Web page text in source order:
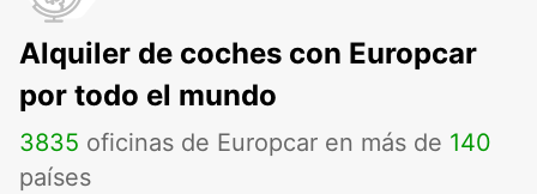
Alquiler de coches con Europcar
por todo el mundo
3835 oficinas de Europcar en más de 140
países